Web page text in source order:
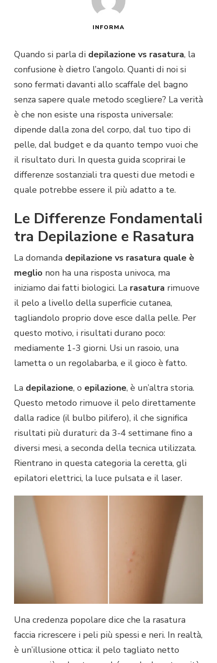
INFORMA
Quando si parla di depilazione vs rasatura, la
confusione è dietro l’angolo. Quanti di noi si
sono fermati davanti allo scaffale del bagno
senza sapere quale metodo scegliere? La verità
è che non esiste una risposta universale:
dipende dalla zona del corpo, dal tuo tipo di
pelle, dal budget e da quanto tempo vuoi che
il risultato duri. In questa guida scoprirai le
differenze sostanziali tra questi due metodi e
quale potrebbe essere il più adatto a te.
Le Differenze Fondamentali
tra Depilazione e Rasatura
La domanda depilazione vs rasatura quale è
meglio non ha una risposta univoca, ma
iniziamo dai fatti biologici. La rasatura rimuove
il pelo a livello della superficie cutanea,
tagliandolo proprio dove esce dalla pelle. Per
questo motivo, i risultati durano poco:
mediamente 1-3 giorni. Usi un rasoio, una
lametta o un regolabarba, e il gioco è fatto.
La depilazione, o epilazione, è un’altra storia.
Questo metodo rimuove il pelo direttamente
dalla radice (il bulbo pilifero), il che significa
risultati più duraturi: da 3-4 settimane fino a
diversi mesi, a seconda della tecnica utilizzata.
Rientrano in questa categoria la ceretta, gli
epilatori elettrici, la luce pulsata e il laser.
Una credenza popolare dice che la rasatura
faccia ricrescere i peli più spessi e neri. In realtà,
è un’illusione ottica: il pelo tagliato netto